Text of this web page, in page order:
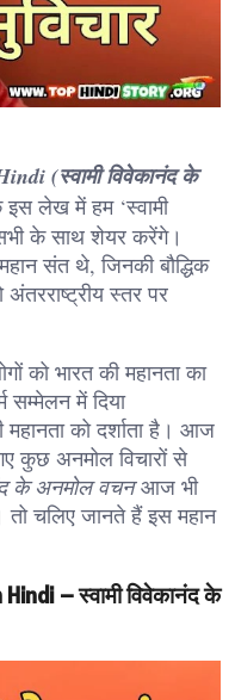
(स्वामी विवेकानंद के
लेख में हम ‘स्वामी
के साथ शेयर करेंगे।
संत थे, जिनकी बौद्धिक
स्तर पर
को भारत की महानता का
सम्मेलन में दिया
को दर्शाता है। आज
कुछ अनमोल विचारों से
के अनमोल वचनआज भी
तो चलिए जानते हैं इस महान
– स्वामी विवेकानंद के